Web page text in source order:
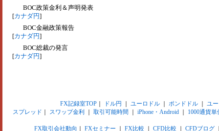
BOC政策金利＆声明発表
[カナダ円]
BOC金融政策報告
[カナダ円]
BOC総裁の発言
[カナダ円]
FX記録室TOP｜ ドル円 ユーロドル｜ ポンドドル｜ ユ
スプレッド
スワップ金利 取引可能時間 iPhone・Android 1000通貨単
FX取引会社動向 FXセミナー FX比較 CFD比較 CFDブログ